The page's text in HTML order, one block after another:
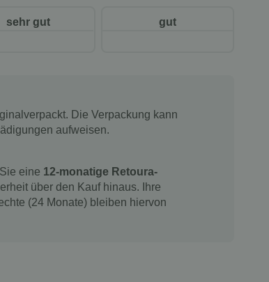
sehr gut gut
Die Verpackung kann
aufweisen.
eine 12-monatige Retoura-
über den Kauf hinaus. Ihre
(24 Monate) bleiben hiervon